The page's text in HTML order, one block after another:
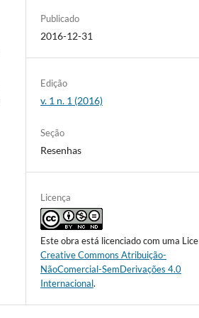
Publicado
2016-12-31
Edição
v. 1 n. 1 (2016)
Seção
Resenhas
Licença
Este obra está licenciado com uma
Creative Commons Atribuição-
NãoComercial-SemDerivações 4.0
Internacional.